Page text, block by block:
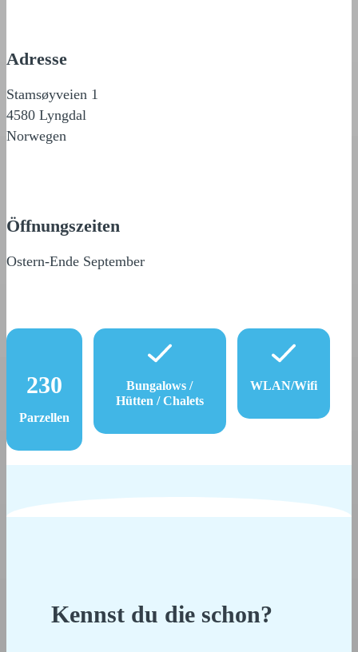
Adresse
Stamsøyveien 1
4580 Lyngdal
Norwegen
Öffnungszeiten
Ostern-Ende September
230
Parzellen
Bungalows /
Hütten / Chalets
WLAN/Wifi
Kennst du die schon?